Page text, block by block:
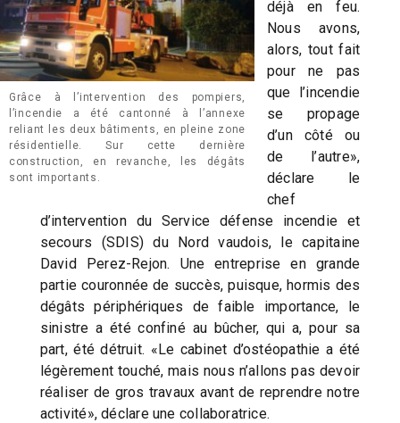
Grâce à l’intervention des pompiers,
l’incendie a été cantonné à l’annexe
reliant les deux bâtiments, en pleine zone
résidentielle. Sur cette dernière
construction, en revanche, les dégâts
sont importants.
déjà en feu.
Nous avons,
alors, tout fait
pour ne pas
que l’incendie
se propage
d’un côté ou
de l’autre»,
déclare le
chef
d’intervention du Service défense incendie et
secours (SDIS) du Nord vaudois, le capitaine
David Perez-Rejon. Une entreprise en grande
partie couronnée de succès, puisque, hormis des
dégâts périphériques de faible importance, le
sinistre a été confiné au bûcher, qui a, pour sa
part, été détruit. «Le cabinet d’ostéopathie a été
légèrement touché, mais nous n’allons pas devoir
réaliser de gros travaux avant de reprendre notre
activité», déclare une collaboratrice.